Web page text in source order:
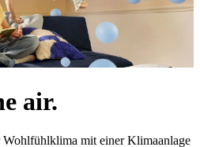
air.
Wohlfühlklima mit einer Klimaanlage